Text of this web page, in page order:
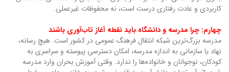
کاربردی و عادت رفتاری درست است، نه محفوظات غیرعملی.
چهارم: چرا مدرسه و دانشگاه باید نقطه آغاز تاب‌آوری باشند
مدرسه بزرگ‌ترین شبکه انتقال فرهنگ عمومی در کشور است. هیچ رسانه،
نهاد یا سازمانی به اندازه مدرسه، امکان دسترسی پیوسته و سراسری به
کودکان، نوجوانان و خانواده‌ها را ندارد. وقتی آموزش بحران وارد مدرسه